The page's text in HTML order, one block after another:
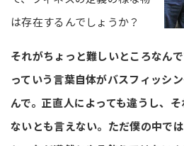
は存在するんでしょうか？
それがちょっと難しいところなん
っていう言葉自体がバスフィッシ
んで。正直人によっても違うし、
ないとも言えない。ただ僕の中で